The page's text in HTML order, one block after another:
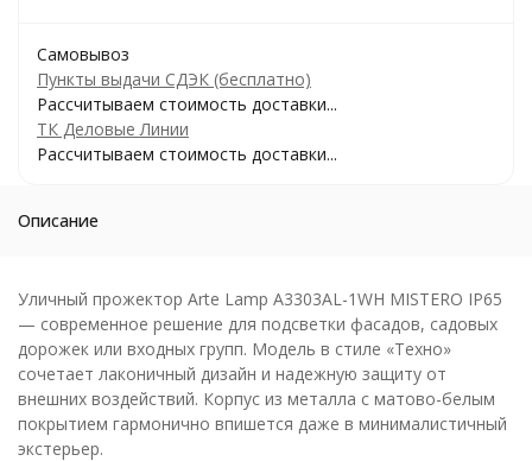
Самовывоз
Пункты выдачи СДЭК (бесплатно)
Рассчитываем стоимость доставки...
ТК Деловые Линии
Рассчитываем стоимость доставки...
Описание
Уличный прожектор Arte Lamp A3303AL-1WH MISTERO IP65
— современное решение для подсветки фасадов, садовых
дорожек или входных групп. Модель в стиле «Техно»
сочетает лаконичный дизайн и надежную защиту от
внешних воздействий. Корпус из металла с матово-белым
покрытием гармонично впишется даже в минималистичный
экстерьер.